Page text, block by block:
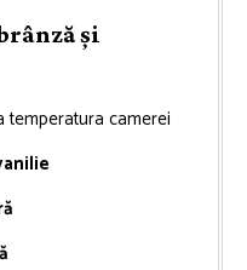
și
temperatura camerei